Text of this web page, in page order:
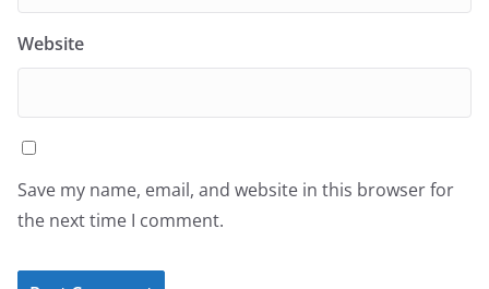
Website
Save my name, email, and website in this browser for
the next time I comment.